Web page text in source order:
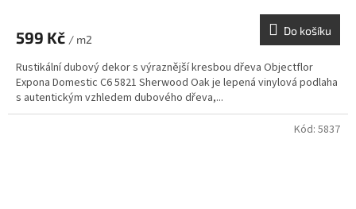
599 Kč / m2
Do košíku
Rustikální dubový dekor s výraznější kresbou dřeva Objectflor
Expona Domestic C6 5821 Sherwood Oak je lepená vinylová podlaha
s autentickým vzhledem dubového dřeva,...
Kód: 5837